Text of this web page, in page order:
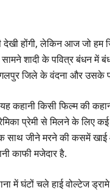
देखी होंगी, लेकिन आज जो हम
सामने शादी के पवित्र बंधन
जिले के वंदना और उसके
कहानी किसी फिल्म की
प्रेमी से मिलने के लिए
साथ जीने मरने की कसमें
काफी मजेदार है.
में घंटों चले हाई वोल्टेज